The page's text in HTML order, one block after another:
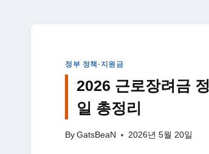
정부 정책·지원금
2026 근로장려금
일 총정리
By GatsBeaN 2026년 5월 20일